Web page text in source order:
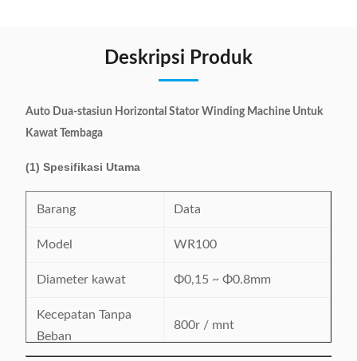
Deskripsi Produk
Auto Dua-stasiun Horizontal Stator Winding Machine Untuk
Kawat Tembaga
(1) Spesifikasi Utama
Barang Data
Model WR100
Diameter kawat Φ0,15 ~ Φ0.8mm
Kecepatan Tanpa
Beban
800r / mnt